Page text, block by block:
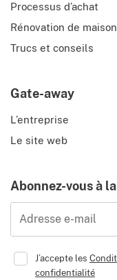
Processus d’achat
Rénovation de maison
Trucs et conseils
Gate-away
L’entreprise
Le site web
Abonnez-vous à
Adresse e-mail
J’accepte les
confidentialité